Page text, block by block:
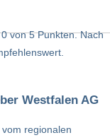
von 5 Punkten. Nach
Westfalen AG
regionalen